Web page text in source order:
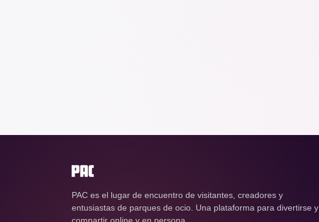
PAC es el lugar de encuentro de visitantes, creadores y
entusiastas de parques de ocio. Una plataforma para divertirse y